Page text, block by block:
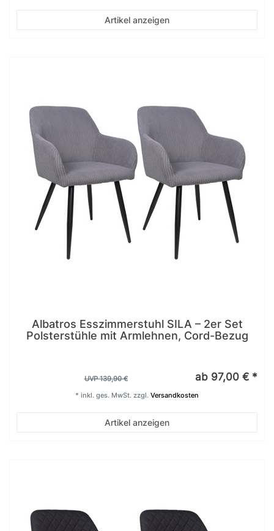
Artikel anzeigen
Albatros Esszimmerstuhl SILA – 2er Set
Polsterstühle mit Armlehnen, Cord-Bezug
UVP 139,90 € ab 97,00 € *
Artikel anzeigen
* inkl. ges. MwSt. zzgl. Versandkosten